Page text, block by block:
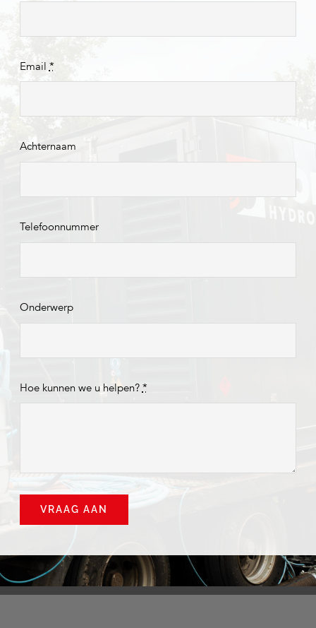
Email *
Achternaam
Telefoonnummer
Onderwerp
Hoe kunnen we u helpen? *
VRAAG AAN